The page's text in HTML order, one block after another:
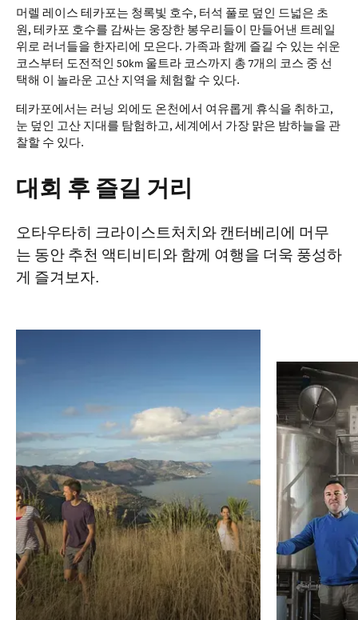
머렐 레이스 테카포는 청록빛 호수, 터석 풀로 덮인 드넓은 초
원, 테카포 호수를 감싸는 웅장한 봉우리들이 만들어낸 트레일
위로 러너들을 한자리에 모은다. 가족과 함께 즐길 수 있는 쉬운
코스부터 도전적인 50km 울트라 코스까지 총 7개의 코스 중 선
택해 이 놀라운 고산 지역을 체험할 수 있다.
테카포에서는 러닝 외에도 온천에서 여유롭게 휴식을 취하고,
눈 덮인 고산 지대를 탐험하고, 세계에서 가장 맑은 밤하늘을 관
찰할 수 있다.
대회 후 즐길 거리
오타우타히 크라이스트처치와 캔터베리 에 머무
는 동안 추천 액티비티와 함께 여행을 더욱 풍성하
게 즐겨보자.